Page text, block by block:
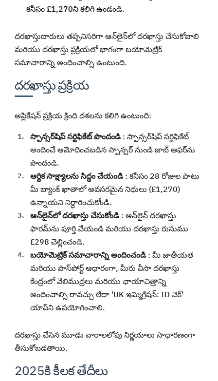
కనీసం £1,270ని కలిగి ఉండండి.
దరఖాస్తుదారులు తప్పనిసరిగా ఆన్‌లైన్‌లో దరఖాస్తు చేసుకోవాలి
మరియు దరఖాస్తు ప్రక్రియలో భాగంగా బయోమెట్రిక్
సమాచారాన్ని అందించాల్సి ఉంటుంది.
దరఖాస్తు ప్రక్రియ
అప్లికేషన్ ప్రక్రియ క్రింది దశలను కలిగి ఉంటుంది:
స్పాన్సర్‌షిప్ సర్టిఫికేట్ పొందండి : స్పాన్సర్‌షిప్ సర్టిఫికేట్
అందించే ఆమోదించబడిన స్పాన్సర్ నుండి జాబ్ ఆఫర్‌ను
పొందండి.
ఆర్థిక సాక్ష్యాలను సిద్ధం చేయండి : కనీసం 28 రోజుల పాటు
మీ బ్యాంక్ ఖాతాలో అవసరమైన నిధులు (£1,270)
ఉన్నాయని నిర్ధారించుకోండి.
ఆన్‌లైన్‌లో దరఖాస్తు చేసుకోండి : ఆన్‌లైన్ దరఖాస్తు
ఫారమ్‌ను పూర్తి చేయండి మరియు దరఖాస్తు రుసుము
£298 చెల్లించండి.
బయోమెట్రిక్ సమాచారాన్ని అందించండి : మీ జాతీయత
మరియు పాస్‌పోర్ట్ ఆధారంగా, మీరు వీసా దరఖాస్తు
కేంద్రంలో వేలిముద్రలు మరియు ఛాయాచిత్రాన్ని
అందించాల్సి రావచ్చు లేదా 'UK ఇమ్మిగ్రేషన్: ID చెక్'
యాప్‌ని ఉపయోగించాలి.
దరఖాస్తు చేసిన మూడు వారాలలోపు నిర్ణయాలు సాధారణంగా
తీసుకోబడతాయి.
2025కి కీలక తేదీలు